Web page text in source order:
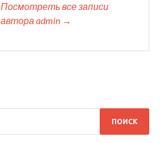
Посмотреть все записи
автора admin →